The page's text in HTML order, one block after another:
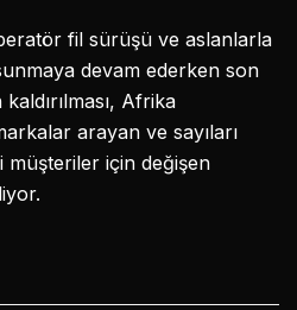
fil sürüşü ve aslanlarla
devam ederken son
Afrika
arayan ve sayıları
için değişen